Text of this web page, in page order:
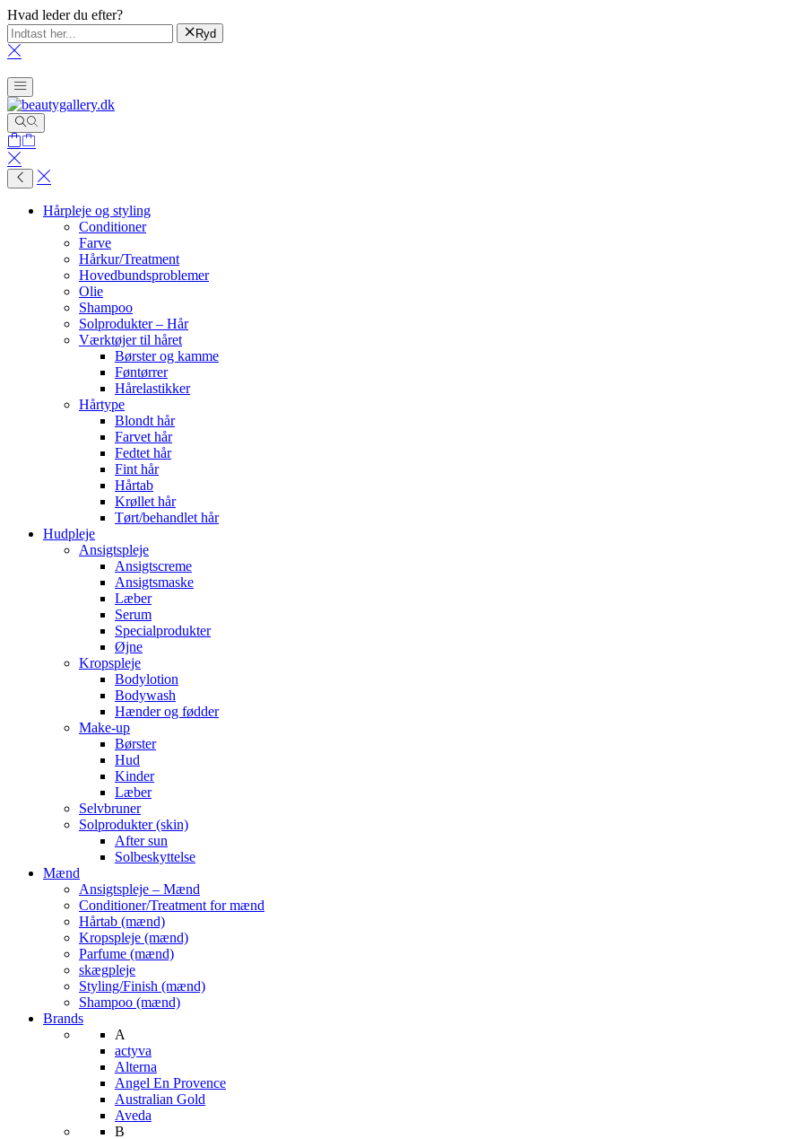
Hvad leder du efter?
Ryd
Hårpleje og styling
Conditioner
Farve
Hårkur/Treatment
Hovedbundsproblemer
Olie
Shampoo
Solprodukter – Hår
Værktøjer til håret
Børster og kamme
Føntørrer
Hårelastikker
Hårtype
Blondt hår
Farvet hår
Fedtet hår
Fint hår
Hårtab
Krøllet hår
Tørt/behandlet hår
Hudpleje
Ansigtspleje
Ansigtscreme
Ansigtsmaske
Læber
Serum
Specialprodukter
Øjne
Kropspleje
Bodylotion
Bodywash
Hænder og fødder
Make-up
Børster
Hud
Kinder
Læber
Selvbruner
Solprodukter (skin)
After sun
Solbeskyttelse
Mænd
Ansigtspleje – Mænd
Conditioner/Treatment for mænd
Hårtab (mænd)
Kropspleje (mænd)
Parfume (mænd)
skægpleje
Styling/Finish (mænd)
Shampoo (mænd)
Brands
A
actyva
Alterna
Angel En Provence
Australian Gold
Aveda
B